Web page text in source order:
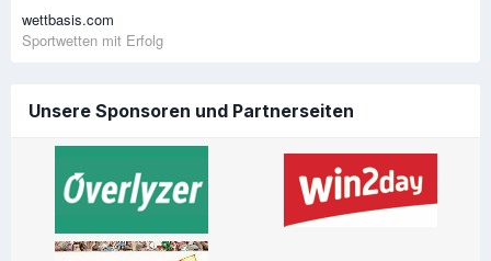
wettbasis.com
Sportwetten mit Erfolg
Unsere Sponsoren und Partnerseiten